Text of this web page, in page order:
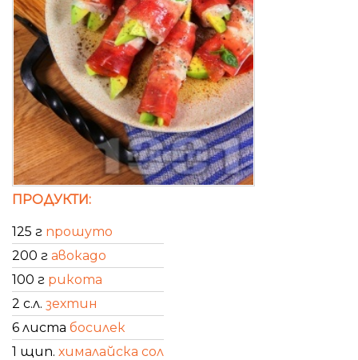
ПРОДУКТИ:
125 г прошуто
200 г авокадо
100 г рикота
2 с.л. зехтин
6 листа босилек
1 щип. хималайска сол